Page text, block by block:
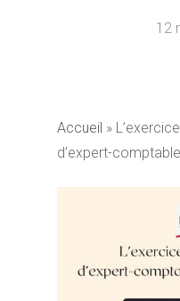
12
Accueil »
d’expert-